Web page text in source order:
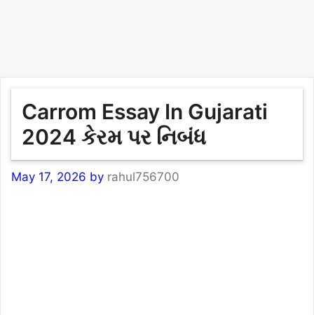
Carrom Essay In Gujarati
2024 કેરમ પર નિબંધ
May 17, 2026 by rahul756700